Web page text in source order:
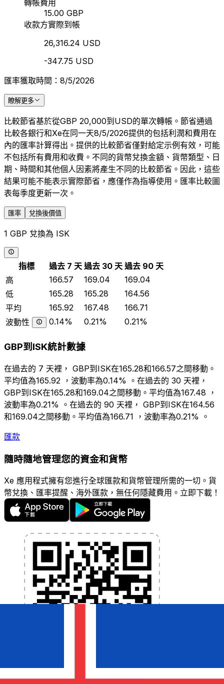
轉帳費用
15.00 GBP
收款方實際到帳
26,316.24 USD
-347.75 USD
匯率獲取時間：8/5/2026
瞭解更多
比較節省基於從GBP 20,000到USD的單次轉帳。節省通過
比較各銀行和Xe在同一天8/5/2026提供的包括利潤和費用在
內的匯率計算得出。提供的比較節省僅對給定示例有效，可能
不包括所有費用和收費。不同的貨幣兌換金額、貨幣類型、日
期、時間和其他個人因素將產生不同的比較節省。因此，這些
結果可能不能表示實際節省，應僅作為指導使用。匯率比較圖
表每季度更新一次。
匯率 兌換後價值
1 GBP 兌換為 ISK
指標 過去 7 天 過去 30 天 過去 90 天
高
166.57 169.04
169.04
低
165.28 165.28
164.56
平均
165.92 167.48
166.71
波動性
0.14% 0.21% 0.21%
GBP到ISK統計數據
在過去的 7 天裡， GBP到ISK在165.28和166.57之間移動。
平均值為165.92 ，波動率為0.14% 。在過去的 30 天裡，
GBP到ISK在165.28和169.04之間移動。平均值為167.48 ，
波動率為0.21% 。在過去的 90 天裡， GBP到ISK在164.56
和169.04之間移動。平均值為166.71 ，波動率為0.21% 。
匯款
隨時隨地管理您的資金和貨幣
Xe 應用程式擁有您進行全球匯款和貨幣管理所需的一切。貨
幣兌換、匯率提醒、海外匯款，無任何隱藏費用。立即下載！